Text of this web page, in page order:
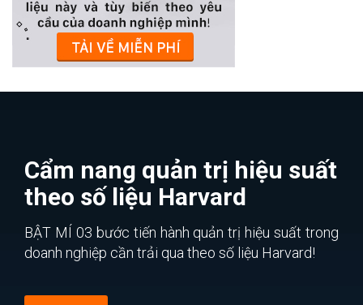
Cẩm nang quản trị hiệu suất
theo số liệu Harvard
BẬT MÍ 03 bước tiến hành quản trị hiệu suất trong
doanh nghiệp cần trải qua theo số liệu Harvard!